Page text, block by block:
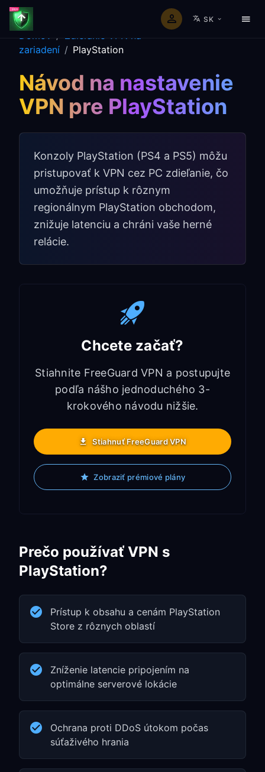
SK
Domov / Zdieľanie VPN na
zariadení / PlayStation
Návod na nastavenie
VPN pre PlayStation
Konzoly PlayStation (PS4 a PS5) môžu
pristupovať k VPN cez PC zdieľanie, čo
umožňuje prístup k rôznym
regionálnym PlayStation obchodom,
znižuje latenciu a chráni vaše herné
relácie.
Chcete začať?
Stiahnite FreeGuard VPN a postupujte
podľa nášho jednoduchého 3-
krokového návodu nižšie.
Stiahnuť FreeGuard VPN
Zobraziť prémiové plány
Prečo používať VPN s
PlayStation?
Prístup k obsahu a cenám PlayStation
Store z rôznych oblastí
Zníženie latencie pripojením na
optimálne serverové lokácie
Ochrana proti DDoS útokom počas
súťaživého hrania